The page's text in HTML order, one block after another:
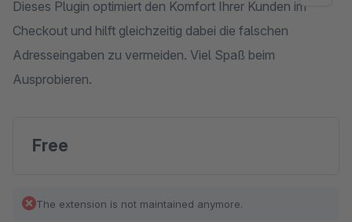
Dieses Plugin optimiert den Komfort Ihrer Kunden im
Checkout und hilft gleichzeitig dabei die falschen
Adresseingaben zu vermeiden. Viel Spaß beim
Ausprobieren.
Free
The extension is not maintained anymore.